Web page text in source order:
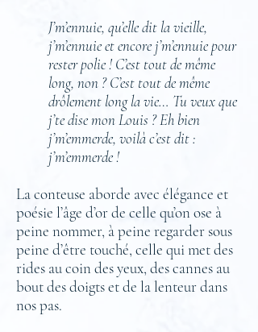
J’m’ennuie, qu’elle dit la vieille,
j’m’ennuie et encore j’m’ennuie pour
rester polie ! C’est tout de même
long, non ? C’est tout de même
drôlement long la vie… Tu veux que
j’te dise mon Louis ? Eh bien
j’m’emmerde, voilà c’est dit :
j’m’emmerde !
La conteuse aborde avec élégance et
poésie l’âge d’or de celle qu’on ose à
peine nommer, à peine regarder sous
peine d’être touché, celle qui met des
rides au coin des yeux, des cannes au
bout des doigts et de la lenteur dans
nos pas.